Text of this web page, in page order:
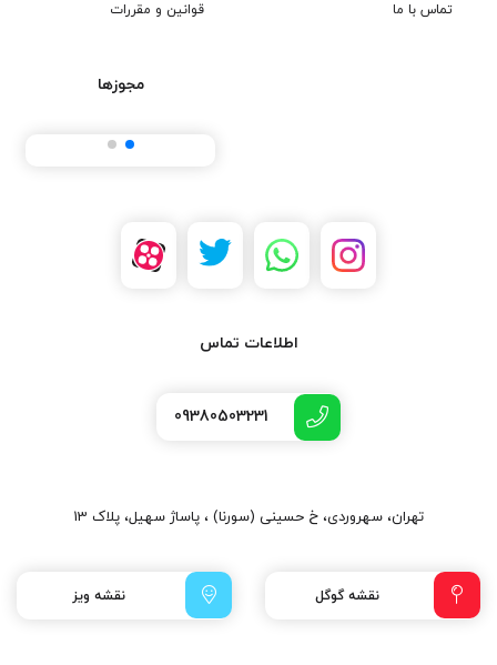
تماس با ما قوانین و مقررات
مجوزها
اطلاعات تماس
09380503231
تهران، سهروردی، خ حسینی (سورنا) ، پاساژ سهیل، پلاک 13
نقشه گوگل نقشه ویز